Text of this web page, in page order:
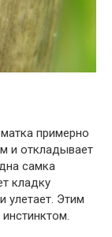
примерно
и откладывает
самка
кладку
улетает. Этим